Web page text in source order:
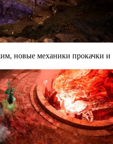
новые механики прокачки и